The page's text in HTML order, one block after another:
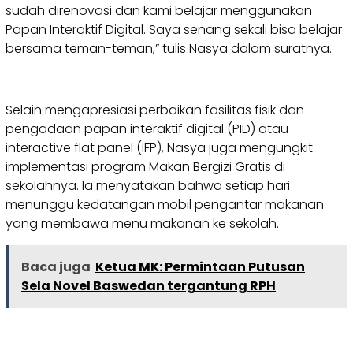
sudah direnovasi dan kami belajar menggunakan
Papan Interaktif Digital. Saya senang sekali bisa belajar
bersama teman-teman,” tulis Nasya dalam suratnya.
Selain mengapresiasi perbaikan fasilitas fisik dan
pengadaan papan interaktif digital (PID) atau
interactive flat panel (IFP), Nasya juga mengungkit
implementasi program Makan Bergizi Gratis di
sekolahnya. Ia menyatakan bahwa setiap hari
menunggu kedatangan mobil pengantar makanan
yang membawa menu makanan ke sekolah.
Baca juga Ketua MK: Permintaan Putusan
Sela Novel Baswedan tergantung RPH